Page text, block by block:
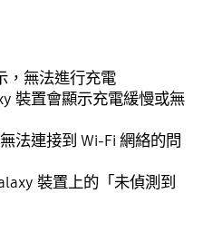
，無法進行充電
裝置會顯示充電緩慢或無
法連接到 Wi-Fi 網絡的問
裝置上的「未偵測到